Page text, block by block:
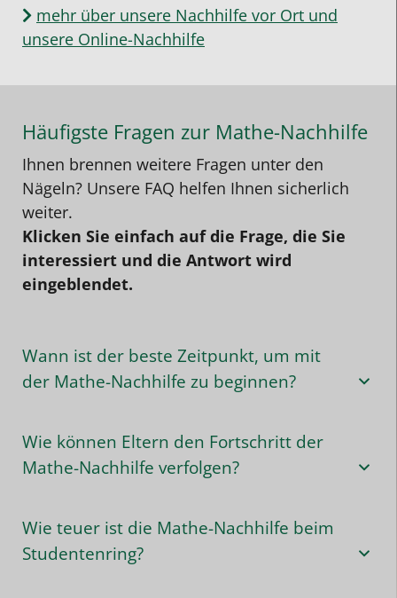
mehr über unsere Nachhilfe vor Ort und
unsere Online-Nachhilfe
Häufigste Fragen zur Mathe-Nachhilfe
Ihnen brennen weitere Fragen unter den
Nägeln? Unsere FAQ helfen Ihnen sicherlich
weiter.
Klicken Sie einfach auf die Frage, die Sie
interessiert und die Antwort wird
eingeblendet.
Wann ist der beste Zeitpunkt, um mit
der Mathe-Nachhilfe zu beginnen?
Wie können Eltern den Fortschritt der
Mathe-Nachhilfe verfolgen?
Wie teuer ist die Mathe-Nachhilfe beim
Studentenring?